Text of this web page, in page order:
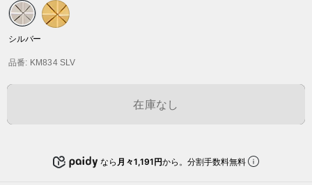
シルバー
品番: KM834 SLV
在庫なし
なら 月々1,191円から。分割手数料無料